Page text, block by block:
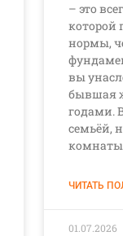
– это
которой
нормы,
вы
бывшая
годами.
семьёй,
комнаты
ЧИТАТЬ
01.07.2026